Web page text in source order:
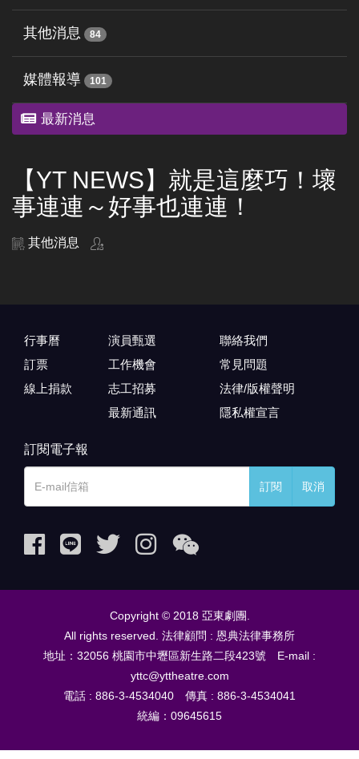
其他消息 84
媒體報導 101
最新消息
【YT NEWS】就是這麼巧！壞
事連連～好事也連連！
其他消息
行事曆
訂票
線上捐款
演員甄選
工作機會
志工招募
最新通訊
聯絡我們
常見問題
法律/版權聲明
隱私權宣言
訂閱電子報
訂閱 取消
Copyright © 2018 亞東劇團.
All rights reserved. 法律顧問 : 恩典法律事務所
地址：32056 桃園市中壢區新生路二段423號 E-mail :
yttc@yttheatre.com
電話 : 886-3-4534040 傳真 : 886-3-4534041
統編：09645615